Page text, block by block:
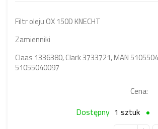
Filtr oleju OX 150D KNECHT
Zamienniki
Claas 1336380, Clark 3733721, MAN
51055040097
Cena:
Dostępny 1 sztuk